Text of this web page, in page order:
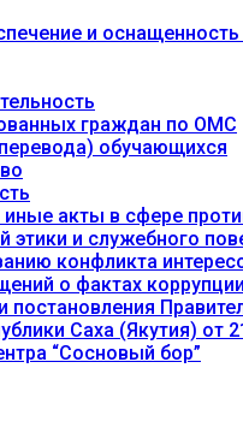
и
граждан по ОМС
обучающихся
акты в сфере
этики и служебного
конфликта
о фактах коррупции
Саха (Якутия) от
“Сосновый бор”